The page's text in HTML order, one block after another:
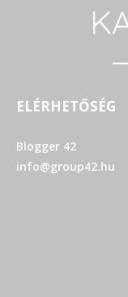
ELÉRHETŐSÉG
Blogger 42
info@group42.hu